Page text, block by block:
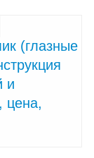
(глазные
и
цена,